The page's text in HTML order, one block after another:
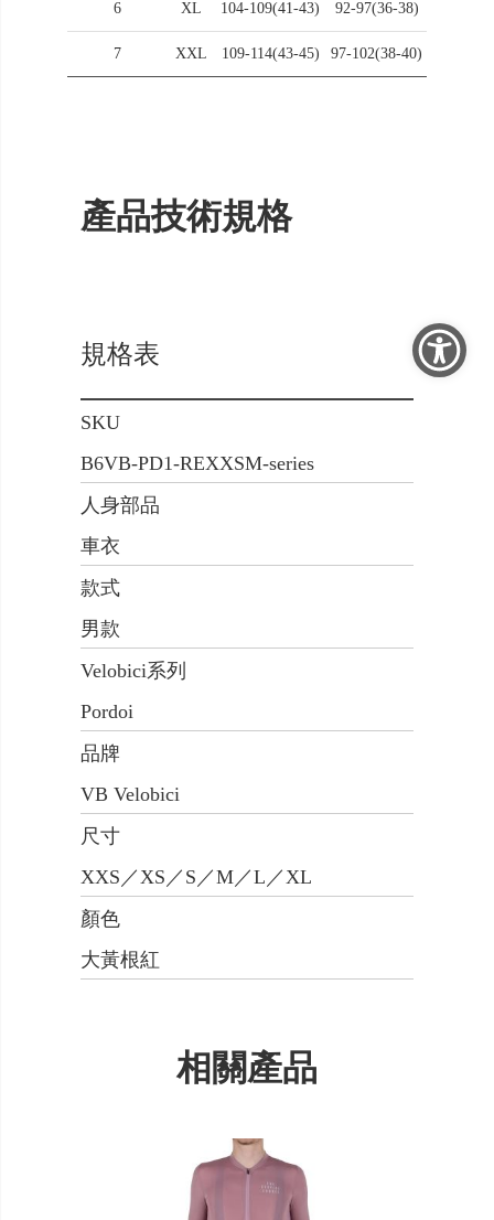
6 XL 104-109(41-43) 92-97(36-38)
7 XXL 109-114(43-45) 97-102(38-40)
產品技術規格
規格表
SKU
B6VB-PD1-REXXSM-series
人身部品
車衣
款式
男款
Velobici系列
Pordoi
品牌
VB Velobici
尺寸
XXS／XS／S／M／L／XL
顏色
大黃根紅
相關產品